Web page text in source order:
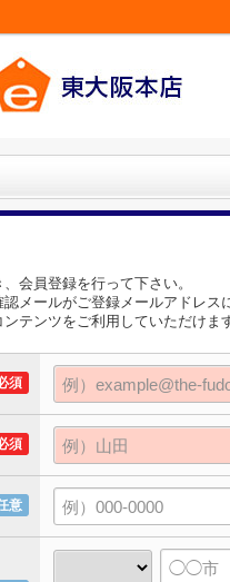
会員登録を行って下さい。
メールがご登録メールアドレ
テンツをご利用していただけま
須
須
意